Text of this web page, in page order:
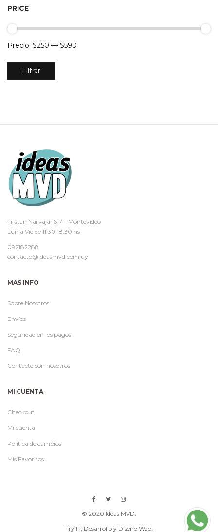
PRICE
Precio
mínimo
Precio
máximo
Filtrar
Precio: $250 — $590
Tristán Narvaja 1617 – Montevideo
Lun a Vie de 11.30 18.30 hs
092182288
contacto@ideasmvd.com.uy
MAS INFO
Sobre Nosotros
Envíos
Seguridad en los pagos
FAQ
Contacte con nosotros
MI CUENTA
Checkout
Mi cuenta
Política de cambios
Mis Favoritos
© 2020 Ideas MVD.
Try IT , Desarrollo y Diseño Web.